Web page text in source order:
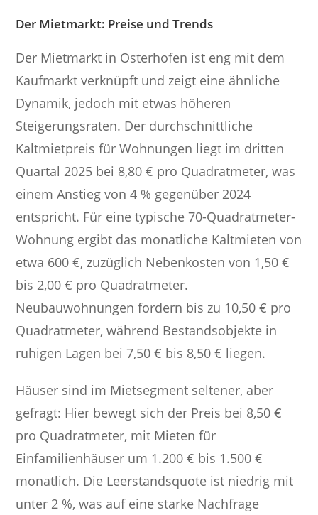
Der Mietmarkt: Preise und Trends
Der Mietmarkt in Osterhofen ist eng mit dem
Kaufmarkt verknüpft und zeigt eine ähnliche
Dynamik, jedoch mit etwas höheren
Steigerungsraten. Der durchschnittliche
Kaltmietpreis für Wohnungen liegt im dritten
Quartal 2025 bei 8,80 € pro Quadratmeter, was
einem Anstieg von 4 % gegenüber 2024
entspricht. Für eine typische 70-Quadratmeter-
Wohnung ergibt das monatliche Kaltmieten von
etwa 600 €, zuzüglich Nebenkosten von 1,50 €
bis 2,00 € pro Quadratmeter.
Neubauwohnungen fordern bis zu 10,50 € pro
Quadratmeter, während Bestandsobjekte in
ruhigen Lagen bei 7,50 € bis 8,50 € liegen.
Häuser sind im Mietsegment seltener, aber
gefragt: Hier bewegt sich der Preis bei 8,50 €
pro Quadratmeter, mit Mieten für
Einfamilienhäuser um 1.200 € bis 1.500 €
monatlich. Die Leerstandsquote ist niedrig mit
unter 2 %, was auf eine starke Nachfrage